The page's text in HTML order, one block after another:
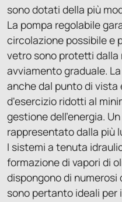
sono dotati della più
La pompa regolabile
circolazione possibile e
vetro sono protetti
avviamento graduale.
anche dal punto di
d'esercizio ridotti al
gestione dell'energia.
rappresentato dalla più
I sistemi a tenuta
formazione di vapori di
dispongono di
sono pertanto ideali